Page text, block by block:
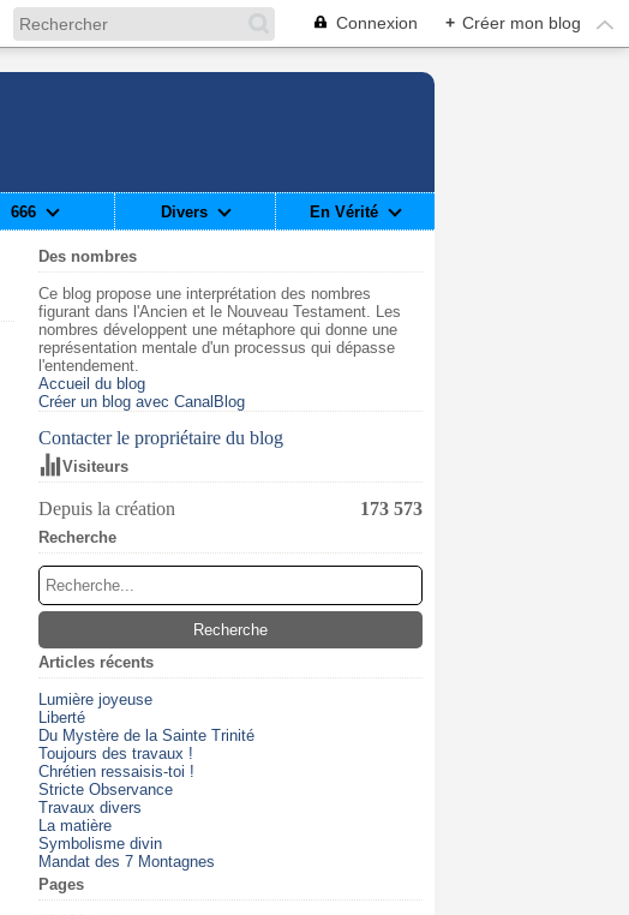
Connexion + Créer mon blog
666 Divers En Vérité
Des nombres
Ce blog propose une interprétation des nombres
figurant dans l'Ancien et le Nouveau Testament. Les
nombres développent une métaphore qui donne une
représentation mentale d'un processus qui dépasse
l'entendement.
Accueil du blog
Créer un blog avec CanalBlog
Contacter le propriétaire du blog
Visiteurs
Depuis la création 173 573
Recherche
Articles récents
Lumière joyeuse
Liberté
Du Mystère de la Sainte Trinité
Toujours des travaux !
Chrétien ressaisis-toi !
Stricte Observance
Travaux divers
La matière
Symbolisme divin
Mandat des 7 Montagnes
Pages